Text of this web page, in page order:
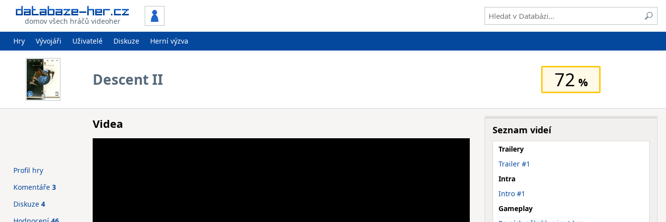
domov všech hráčů videoher
Hry Vývojáři Uživatelé Diskuze Herní výzva
Descent II 72
Videa
Profil hry
Komentáře 3
Diskuze 4
Seznam videí
Trailery
Trailer #1
Intra
Intro #1
Gameplay